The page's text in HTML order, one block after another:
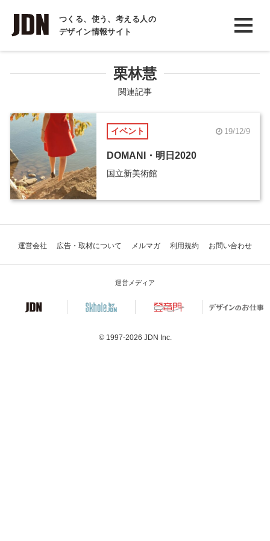
つくる、使う、考える人の
デザイン情報サイト
INTERVIEW
インタビュー
COLUMN
コラム
栗林慧
関連記事
イベント 19/12/9
DOMANI・明日2020
国立新美術館
運営会社 広告・取材について メルマガ 利用規約 お問い合わせ
運営メディア
© 1997-2026 JDN Inc.